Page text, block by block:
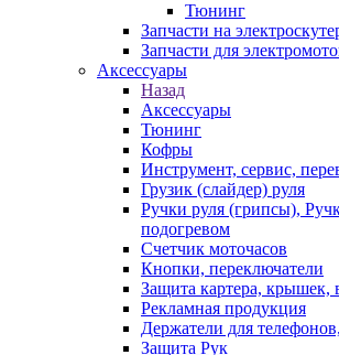
Тюнинг
Запчасти на
Запчасти для
Аксессуары
Назад
Аксессуары
Тюнинг
Кофры
Инструмент, сервис,
Грузик (слайдер) руля
Ручки руля (грипсы),
подогревом
Счетчик моточасов
Кнопки, переключатели
Защита картера, крышек,
Рекламная продукция
Держатели для
Защита Рук